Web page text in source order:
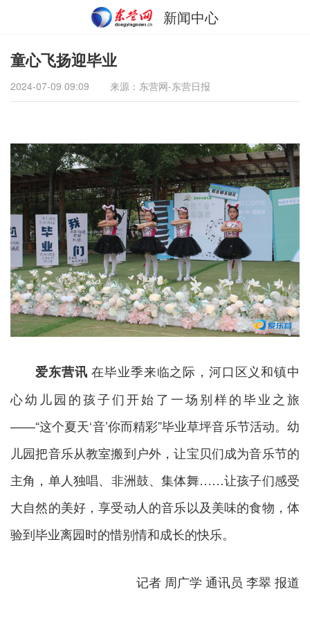
新闻中心
童心飞扬迎毕业
2024-07-09 09:09 来源：东营网-东营日报
爱东营讯 在毕业季来临之际，河口区义和镇中
心幼儿园的孩子们开始了一场别样的毕业之旅
——“这个夏天‘音’你而精彩”毕业草坪音乐节活动。幼
儿园把音乐从教室搬到户外，让宝贝们成为音乐节的
主角，单人独唱、非洲鼓、集体舞……让孩子们感受
大自然的美好，享受动人的音乐以及美味的食物，体
验到毕业离园时的惜别情和成长的快乐。
记者 周广学 通讯员 李翠 报道